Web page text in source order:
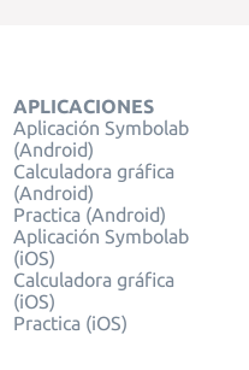
APLICACIONES
Aplicación Symbolab
(Android)
Calculadora gráfica
(Android)
Practica (Android)
Aplicación Symbolab
(iOS)
Calculadora gráfica
(iOS)
Practica (iOS)